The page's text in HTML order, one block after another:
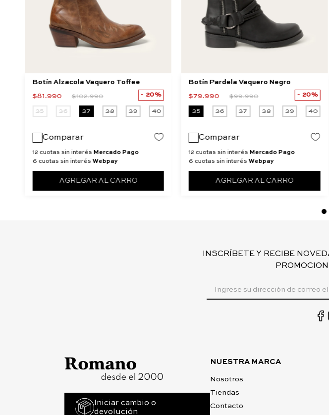
Botín Alzacola Vaquero Toffee
$81.990 $102.990 20%
35 36 37 38 39 40
Comparar
12 cuotas sin interés Mercado Pago
6 cuotas sin interés Webpay
AGREGAR AL CARRO
Botín Pardela Vaquero Negro
$79.990 $99.990 20%
35 36 37 38 39 40
Comparar
12 cuotas sin interésMercado Pago
6 cuotas sin interésWebpay
AGREGAR AL CARRO
INSCRÍBETE Y RECIBE
Iniciar cambio o
devolución
NUESTRA MARCA
Nosotros
Tiendas
Contacto